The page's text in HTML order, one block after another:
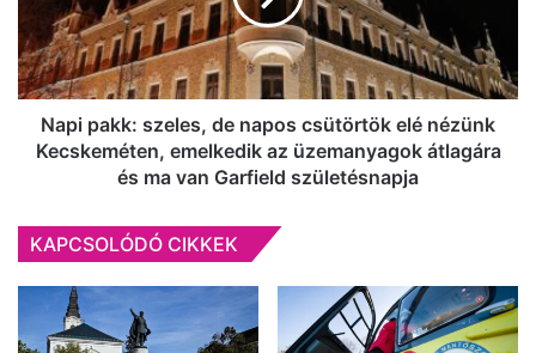
Kecskemét365.hu-
n
csütörtök
elé
nézünk
Kecskeméten,
emelkedik
üzemanyagok
ma
Garfield
születésnapja
Napi pakk: szeles, de napos csütörtök elé nézünk
Kecskeméten, emelkedik az üzemanyagok átlagára
és ma van Garfield születésnapja
KAPCSOLÓDÓ CIKKEK